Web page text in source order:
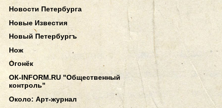
Новости Петербурга
Новые Известия
Новый Петербургъ
Нож
Огонёк
ОК-INFORM.RU "Общественный
контроль"
Около: Арт-журнал